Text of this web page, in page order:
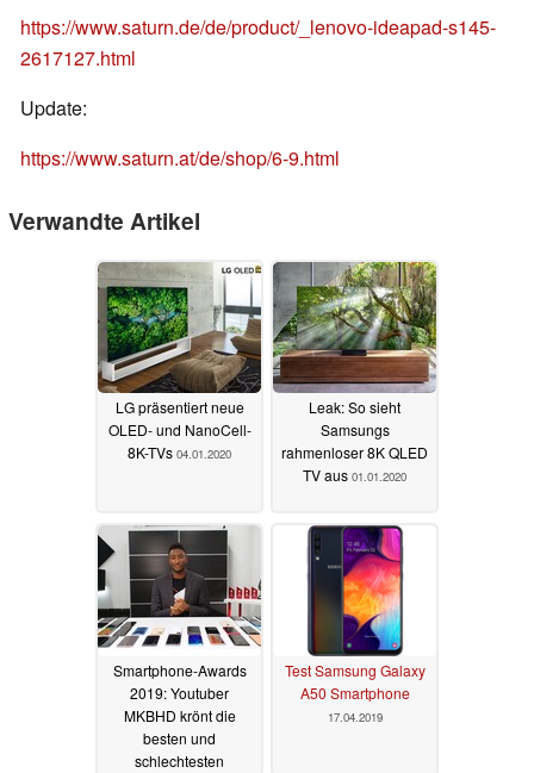
https://www.saturn.de/de/product/_lenovo-ideapad-s145-
2617127.html
Update:
https://www.saturn.at/de/shop/6-9.html
Verwandte Artikel
LG präsentiert neue
OLED- und NanoCell-
8K-TVs 04.01.2020
Leak: So sieht
Samsungs
rahmenloser 8K QLED
TV aus 01.01.2020
Smartphone-Awards
2019: Youtuber
MKBHD krönt die
besten und
schlechtesten
Test Samsung Galaxy
A50 Smartphone
17.04.2019